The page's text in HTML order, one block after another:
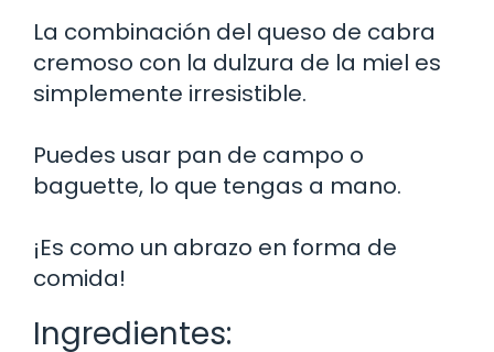
La combinación del queso de cabra
cremoso con la dulzura de la miel es
simplemente irresistible.
Puedes usar pan de campo o
baguette, lo que tengas a mano.
¡Es como un abrazo en forma de
comida!
Ingredientes: